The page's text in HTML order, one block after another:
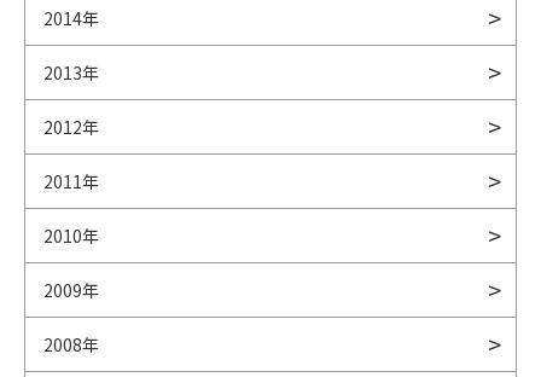
2014年
2013年
2012年
2011年
2010年
2009年
2008年